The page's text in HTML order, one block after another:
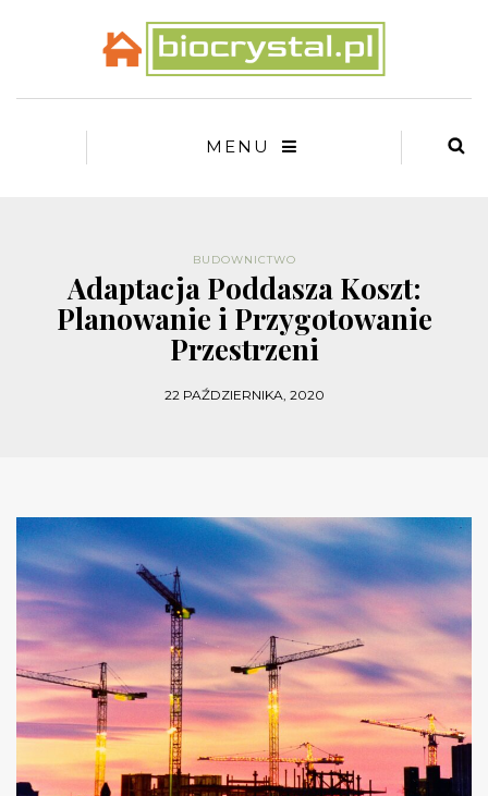
MENU
BUDOWNICTWO
Adaptacja Poddasza Koszt:
Planowanie i Przygotowanie
Przestrzeni
22 PAŹDZIERNIKA, 2020